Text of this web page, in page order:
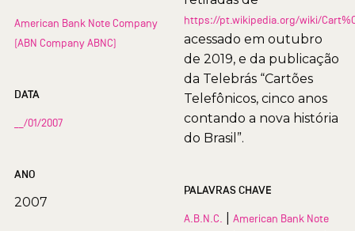
American Bank Note Company
(ABN Company ABNC)
DATA
__/01/2007
ANO
2007
https://pt.wikipedia.org/wiki/
acessado em outubro
de 2019, e da publicação
da Telebrás “Cartões
Telefônicos, cinco anos
contando a nova história
do Brasil”.
PALAVRAS CHAVE
A.B.N.C.
American Bank Note